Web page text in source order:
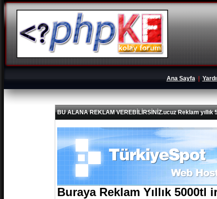
Ana Sayfa|
BU ALANA REKLAM VEREBİLİRSİNİZ.ucuz Reklam yıllık
Buraya Reklam Yıllık